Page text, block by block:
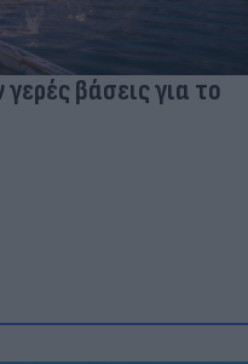
βάσεις για το